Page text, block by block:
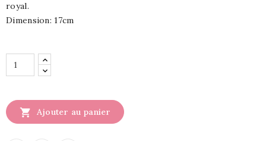
royal.
Dimension: 17cm
 Ajouter au panier